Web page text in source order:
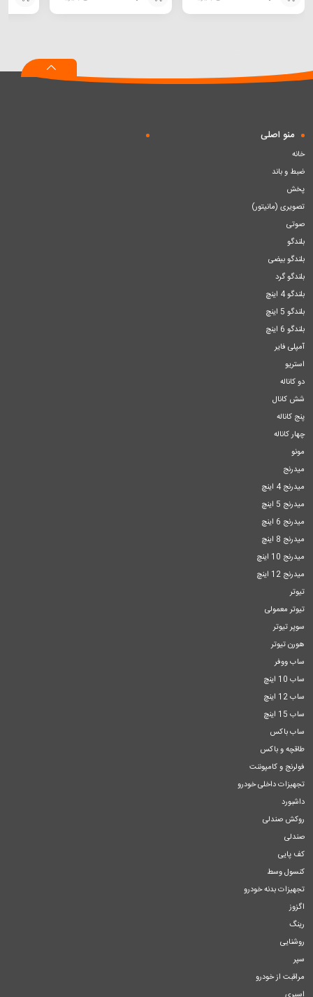
افزودن
افزودن
افزودن
سبد
منو اصلی
خانه
ضبط و باند
پخش
تصویری (مانیتور)
صوتی
بلندگو
بلندگو بیضی
بلندگو گرد
بلندگو 4 اینچ
بلندگو 5 اینچ
بلندگو 6 اینچ
آمپلی فایر
استریو
دو کاناله
شش کانال
پنج کاناله
چهار کاناله
مونو
میدرنج
میدرنج 4 اینچ
میدرنج 5 اینچ
میدرنج 6 اینچ
میدرنج 8 اینچ
میدرنج 10 اینچ
میدرنج 12 اینچ
تیوتر
تیوتر معمولی
سوپر تیوتر
هورن تیوتر
ساب ووفر
ساب 10 اینچ
ساب 12 اینچ
ساب 15 اینچ
ساب باکس
طاقچه و باکس
فولرنج و کامپوننت
تجهیزات داخلی خودرو
داشبورد
روکش صندلی
صندلی
کف پایی
کنسول وسط
تجهیزات بدنه خودرو
اگزوز
رینگ
روشنایی
سپر
مراقبت از خودرو